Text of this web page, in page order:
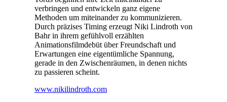
verbringen und entwickeln ganz eigene
Methoden um miteinander zu kommunizieren.
Durch präzises Timing erzeugt Niki Lindroth von
Bahr in ihrem gefühlvoll erzählten
Animationsfilmdebüt über Freundschaft und
Erwartungen eine eigentümliche Spannung,
gerade in den Zwischenräumen, in denen nichts
zu passieren scheint.
www.nikilindroth.com